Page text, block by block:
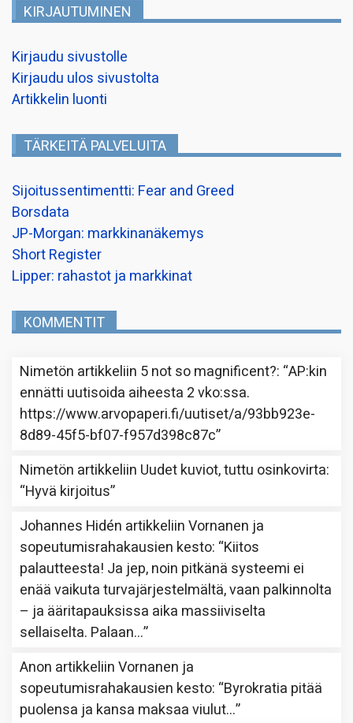
KIRJAUTUMINEN
Kirjaudu sivustolle
Kirjaudu ulos sivustolta
Artikkelin luonti
TÄRKEITÄ PALVELUITA
Sijoitussentimentti: Fear and Greed
Borsdata
JP-Morgan: markkinanäkemys
Short Register
Lipper: rahastot ja markkinat
KOMMENTIT
Nimetön artikkeliin 5 not so magnificent?: “AP:kin
ennätti uutisoida aiheesta 2 vko:ssa.
https://www.arvopaperi.fi/uutiset/a/93bb923e-
8d89-45f5-bf07-f957d398c87c”
Nimetön artikkeliin Uudet kuviot, tuttu osinkovirta:
“Hyvä kirjoitus”
Johannes Hidén artikkeliinVornanen ja
sopeutumisrahakausien kesto: “Kiitos
palautteesta! Ja jep, noin pitkänä systeemi ei
enää vaikuta turvajärjestelmältä, vaan palkinnolta
– ja ääritapauksissa aika massiiviselta
sellaiselta. Palaan…”
Anon artikkeliinVornanen ja
sopeutumisrahakausien kesto: “Byrokratia pitää
puolensa ja kansa maksaa viulut…”